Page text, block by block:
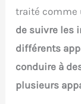
traité
de suivre les
différents
conduire à
plusieurs